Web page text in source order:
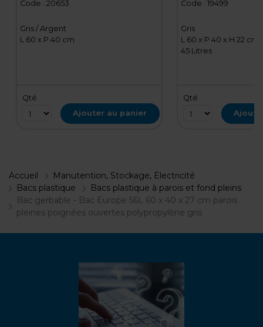
Code : 20653
Gris / Argent
L 60 x P 40 cm
Qté
Ajouter au panier
Code : 19499
Gris
L 60 x P 40 x H 22 cm
45 Litres
Qté
Accueil
Manutention, Stockage, Electricité
Bacs plastique
Bacs plastique à parois et fond pleins
Bac gerbable - Bac Europe 56L 60 x 40 x 27 cm parois
pleines poignées ouvertes polypropylène gris